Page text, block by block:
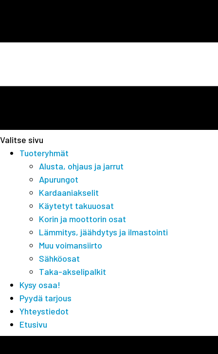
Valitse sivu
Tuoteryhmät
Alusta, ohjaus ja jarrut
Apurungot
Kardaaniakselit
Käytetyt takuuosat
Korin ja moottorin osat
Lämmitys, jäähdytys ja ilmastointi
Muu voimansiirto
Sähköosat
Taka-akselipalkit
Kysy osaa!
Pyydä tarjous
Yhteystiedot
Etusivu